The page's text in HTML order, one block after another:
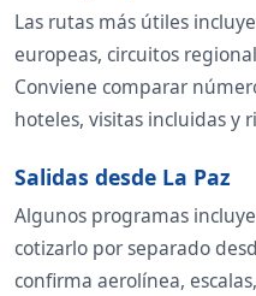
Las rutas más útiles
europeas, circuitos
Conviene comparar
hoteles, visitas incluidas y
Salidas desde La Paz
Algunos programas
cotizarlo por separado
confirma aerolínea,